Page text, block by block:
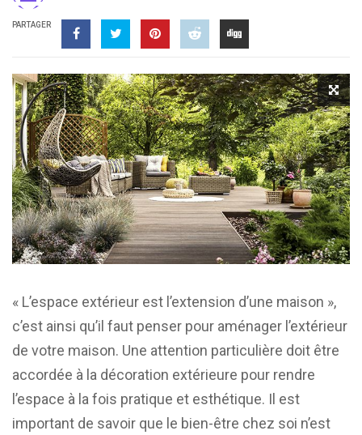
PARTAGER
« L’espace extérieur est l’extension d’une maison »,
c’est ainsi qu’il faut penser pour aménager l’extérieur
de votre maison. Une attention particulière doit être
accordée à la décoration extérieure pour rendre
l’espace à la fois pratique et esthétique. Il est
important de savoir que le bien-être chez soi n’est